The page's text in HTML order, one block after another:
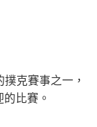
克賽事之一，
比賽。